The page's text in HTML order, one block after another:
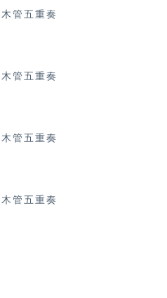
管五重奏
管五重奏
管五重奏
管五重奏